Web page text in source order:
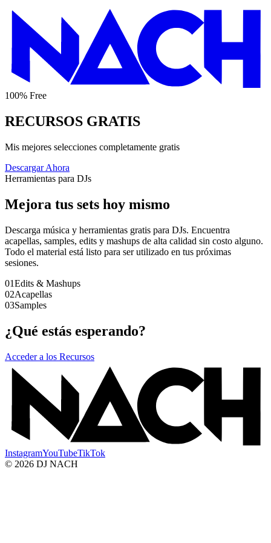
100% Free
RECURSOS GRATIS
Mis mejores selecciones completamente gratis
Descargar Ahora
Herramientas para DJs
Mejora tus sets hoy mismo
Descarga música y herramientas gratis para DJs. Encuentra
acapellas, samples, edits y mashups de alta calidad sin costo alguno.
Todo el material está listo para ser utilizado en tus próximas
sesiones.
01Edits & Mashups
02Acapellas
03Samples
¿Qué estás esperando?
Acceder a los Recursos
InstagramYouTubeTikTok
© 2026 DJ NACH